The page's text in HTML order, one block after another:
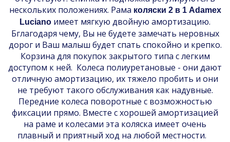
нескольких положениях. Рама коляски 2 в 1 Adamex
Luciano имеет мягкую двойную амортизацию.
Бглагодаря чему, Вы не будете замечать неровных
дорог и Ваш малыш будет спать спокойно и крепко.
Корзина для покупок закрытого типа с легким
доступом к ней. Колеса полиуретановые - они дают
отличную амортизацию, их тяжело пробить и они
не требуют такого обслуживания как надувные.
Передние колеса поворотные с возможностью
фиксации прямо. Вместе с хорошей амортизацией
на раме и колесами эта коляска имеет очень
плавный и приятный ход на любой местности.